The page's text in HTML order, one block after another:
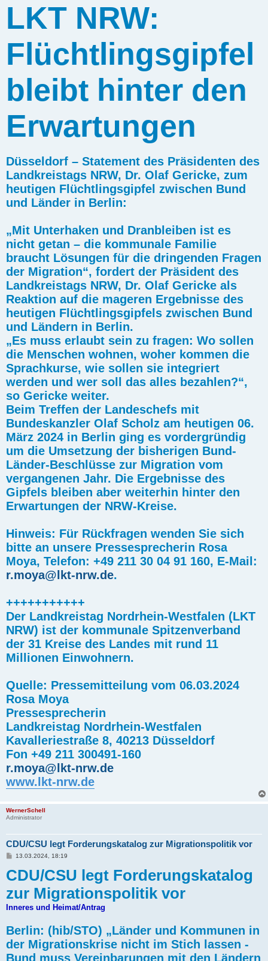
LKT NRW:
Flüchtlingsgipfel
bleibt hinter den
Erwartungen
Düsseldorf – Statement des Präsidenten des
Landkreistags NRW, Dr. Olaf Gericke, zum
heutigen Flüchtlingsgipfel zwischen Bund
und Länder in Berlin:
„Mit Unterhaken und Dranbleiben ist es
nicht getan – die kommunale Familie
braucht Lösungen für die dringenden Fragen
der Migration“, fordert der Präsident des
Landkreistags NRW, Dr. Olaf Gericke als
Reaktion auf die mageren Ergebnisse des
heutigen Flüchtlingsgipfels zwischen Bund
und Ländern in Berlin.
„Es muss erlaubt sein zu fragen: Wo sollen
die Menschen wohnen, woher kommen die
Sprachkurse, wie sollen sie integriert
werden und wer soll das alles bezahlen?“,
so Gericke weiter.
Beim Treffen der Landeschefs mit
Bundeskanzler Olaf Scholz am heutigen 06.
März 2024 in Berlin ging es vordergründig
um die Umsetzung der bisherigen Bund-
Länder-Beschlüsse zur Migration vom
vergangenen Jahr. Die Ergebnisse des
Gipfels bleiben aber weiterhin hinter den
Erwartungen der NRW-Kreise.
Hinweis: Für Rückfragen wenden Sie sich
bitte an unsere Pressesprecherin Rosa
Moya, Telefon: +49 211 30 04 91 160, E-Mail:
r.moya@lkt-nrw.de.
+++++++++++
Der Landkreistag Nordrhein-Westfalen (LKT
NRW) ist der kommunale Spitzenverband
der 31 Kreise des Landes mit rund 11
Millionen Einwohnern.
Quelle: Pressemitteilung vom 06.03.2024
Rosa Moya
Pressesprecherin
Landkreistag Nordrhein-Westfalen
Kavalleriestraße 8, 40213 Düsseldorf
Fon +49 211 300491-160
r.moya@lkt-nrw.de
www.lkt-nrw.de
WernerSchell
Administrator
CDU/CSU legt Forderungskatalog zur Migrationspolitik vor
B
i
t
a
g
13.03.2024, 18:19
CDU/CSU legt Forderungskatalog
zur Migrationspolitik vor
Inneres und Heimat/Antrag
Berlin: (hib/STO) „Länder und Kommunen in
der Migrationskrise nicht im Stich lassen -
Bund muss Vereinbarungen mit den Ländern